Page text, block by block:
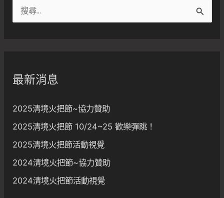
尋
:最新消息
2025清境火把節~協力贊助
2025清境火把節 10/24~25 歡樂彈跳！
2025清境火把節活動視覺
2024清境火把節~協力贊助
2024清境火把節活動視覺